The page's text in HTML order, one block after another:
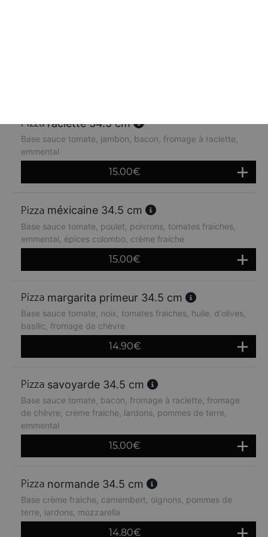
raclette 34.5 cm
Base sauce tomate, jambon, bacon, fromage à raclette,
emmental
15.00€
méxicaine 34.5 cm
Base sauce tomate, poulet, poivrons, tomates fraiches,
emmental, épices colombo, crème fraiche
15.00€
margarita primeur 34.5 cm
Base sauce tomate, noix, tomates fraiches, huile, d'olives,
basilic, fromage de chèvre
14.90€
savoyarde 34.5 cm
Base sauce tomate, bacon, fromage à raclette, fromage
de chèvre, crème fraiche, lardons, pommes de terre,
emmental
15.00€
normande 34.5 cm
Base crème fraiche, camembert, oignons, pommes de
terre, lardons, mozzarella
14.80€